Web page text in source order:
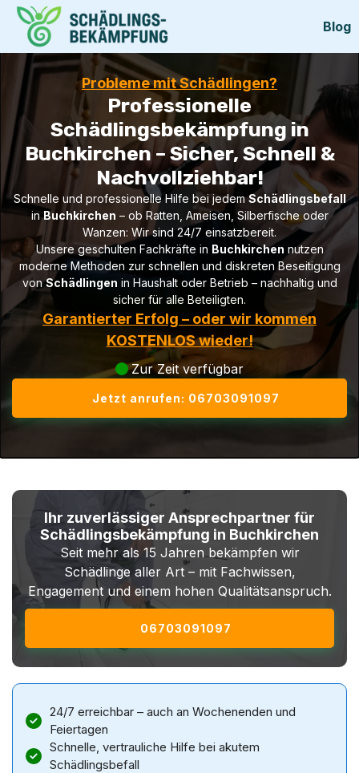
Blog
Probleme mit Schädlingen?
Professionelle
Schädlingsbekämpfung in
Buchkirchen – Sicher, Schnell &
Nachvollziehbar!
Schnelle und professionelle Hilfe bei jedemSchädlingsbefall
inBuchkirchen – ob Ratten, Ameisen, Silberfische oder
Wanzen: Wir sind 24/7 einsatzbereit.
Unsere geschulten Fachkräfte in Buchkirchen nutzen
moderne Methoden zur schnellen und diskreten Beseitigung
vonSchädlingen in Haushalt oder Betrieb – nachhaltig und
sicher für alle Beteiligten.
Garantierter Erfolg – oder wir kommen
KOSTENLOS wieder!
Zur Zeit verfügbar
Jetzt anrufen: 06703091097
Ihr zuverlässiger Ansprechpartner für
Schädlingsbekämpfung in Buchkirchen
Seit mehr als 15 Jahren bekämpfen wir
Schädlinge aller Art – mit Fachwissen,
Engagement und einem hohen Qualitätsanspruch.
06703091097
24/7 erreichbar – auch an Wochenenden und
Feiertagen
Schnelle, vertrauliche Hilfe bei akutem
Schädlingsbefall